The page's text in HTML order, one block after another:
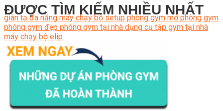
ĐƯỢC TÌM KIẾM NHIỀU NHẤT
giàn tạ đa năng máy chạy bộ setup phòng gym mở phòng gym
phòng gym đẹp phòng gym tại nhà dụng cụ tập gym tại nhà
máy chạy bộ elip